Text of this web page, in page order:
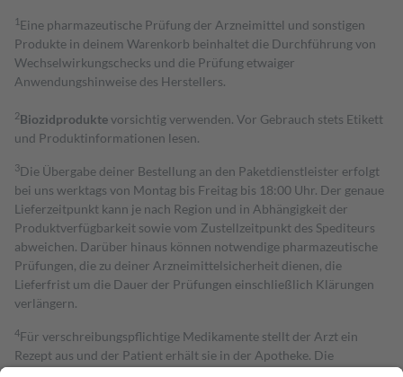
1 Eine pharmazeutische Prüfung der Arzneimittel und sonstigen
Produkte in deinem Warenkorb beinhaltet die Durchführung von
Wechselwirkungschecks und die Prüfung etwaiger
Anwendungshinweise des Herstellers.
2Biozidproduktevorsichtig verwenden. Vor Gebrauch stets Etikett
und Produktinformationen lesen.
3Die Übergabe deiner Bestellung an den Paketdienstleister erfolgt
bei uns werktags von Montag bis Freitag bis 18:00 Uhr. Der genaue
Lieferzeitpunkt kann je nach Region und in Abhängigkeit der
Produktverfügbarkeit sowie vom Zustellzeitpunkt des Spediteurs
abweichen. Darüber hinaus können notwendige pharmazeutische
Prüfungen, die zu deiner Arzneimittelsicherheit dienen, die
Lieferfrist um die Dauer der Prüfungen einschließlich Klärungen
verlängern.
4Für verschreibungspflichtige Medikamente stellt der Arzt ein
Rezept aus und der Patient erhält sie in der Apotheke. Die